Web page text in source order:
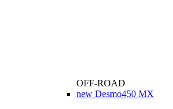
OFF-ROAD
new Desmo450 MX